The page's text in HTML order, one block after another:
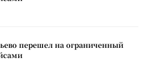
перешел на ограниченный